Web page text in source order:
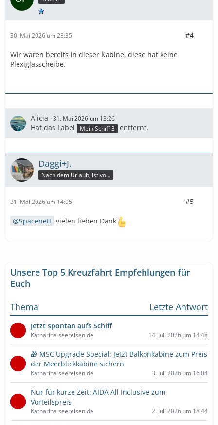
30. Mai 2026 um 23:35 #4
Wir waren bereits in dieser Kabine, diese hat keine
Plexiglasscheibe.
Alicia 31. Mai 2026 um 13:26
Hat das Label Mein Schiff 3 entfernt.
Daggi+J.
Nach dem Urlaub, ist vor dem Urlaub.
31. Mai 2026 um 14:05 #5
Spacenett vielen lieben Dank
Unsere Top 5 Kreuzfahrt Empfehlungen für
Euch
Thema
Letzte Antwort
Jetzt spontan aufs Schiff
Katharina seereisen.de 14. Juli 2026 um 14:48
🎁 MSC Upgrade Special: Jetzt Balkonkabine zum Preis
der Meerblickkabine sichern
Katharina seereisen.de 3. Juli 2026 um 16:04
Nur für kurze Zeit: AIDA All Inclusive zum
Vorteilspreis
Katharina seereisen.de 2. Juli 2026 um 18:44